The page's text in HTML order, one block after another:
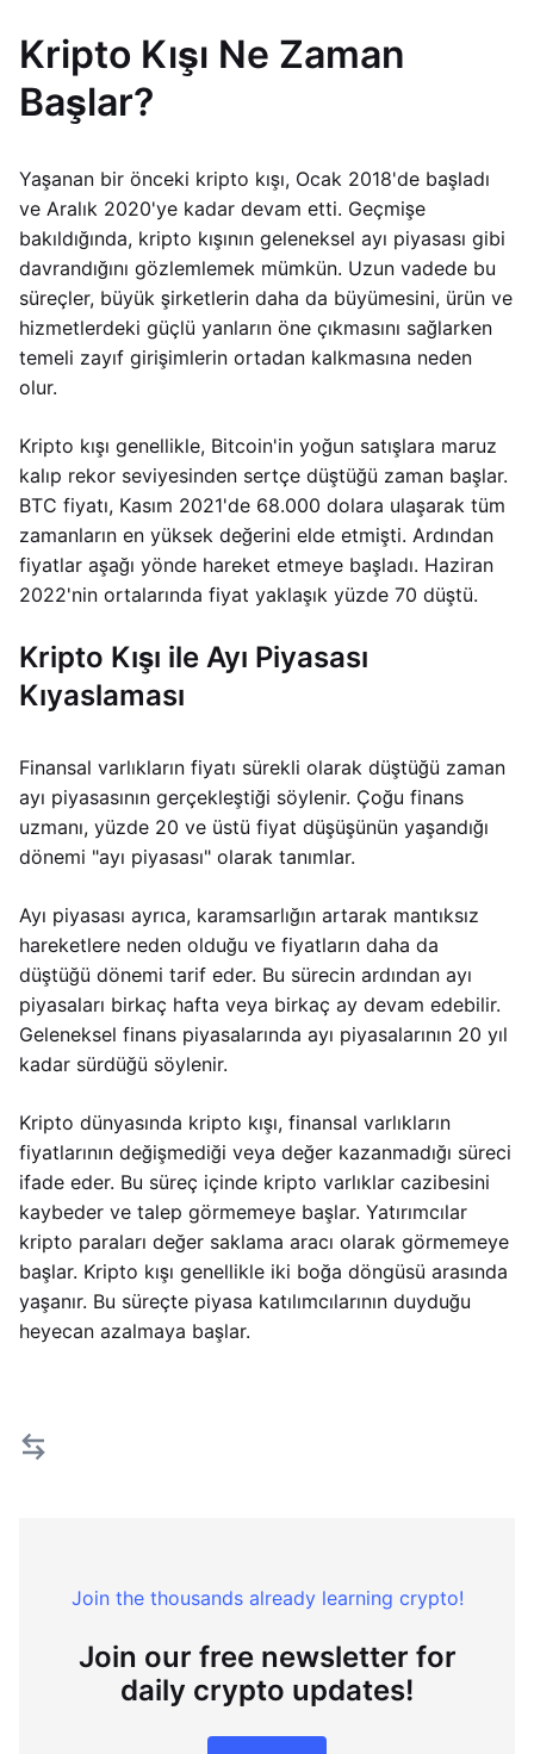
Kripto Kışı Ne Zaman
Başlar?
Yaşanan bir önceki kripto kışı, Ocak 2018'de başladı
ve Aralık 2020'ye kadar devam etti. Geçmişe
bakıldığında, kripto kışının geleneksel ayı piyasası gibi
davrandığını gözlemlemek mümkün. Uzun vadede bu
süreçler, büyük şirketlerin daha da büyümesini, ürün ve
hizmetlerdeki güçlü yanların öne çıkmasını sağlarken
temeli zayıf girişimlerin ortadan kalkmasına neden
olur.
Kripto kışı genellikle, Bitcoin'in yoğun satışlara maruz
kalıp rekor seviyesinden sertçe düştüğü zaman başlar.
BTC fiyatı, Kasım 2021'de 68.000 dolara ulaşarak tüm
zamanların en yüksek değerini elde etmişti. Ardından
fiyatlar aşağı yönde hareket etmeye başladı. Haziran
2022'nin ortalarında fiyat yaklaşık yüzde 70 düştü.
Kripto Kışı ile Ayı Piyasası
Kıyaslaması
Finansal varlıkların fiyatı sürekli olarak düştüğü zaman
ayı piyasasının gerçekleştiği söylenir. Çoğu finans
uzmanı, yüzde 20 ve üstü fiyat düşüşünün yaşandığı
dönemi "ayı piyasası" olarak tanımlar.
Ayı piyasası ayrıca, karamsarlığın artarak mantıksız
hareketlere neden olduğu ve fiyatların daha da
düştüğü dönemi tarif eder. Bu sürecin ardından ayı
piyasaları birkaç hafta veya birkaç ay devam edebilir.
Geleneksel finans piyasalarında ayı piyasalarının 20 yıl
kadar sürdüğü söylenir.
Kripto dünyasında kripto kışı, finansal varlıkların
fiyatlarının değişmediği veya değer kazanmadığı süreci
ifade eder. Bu süreç içinde kripto varlıklar cazibesini
kaybeder ve talep görmemeye başlar. Yatırımcılar
kripto paraları değer saklama aracı olarak görmemeye
başlar. Kripto kışı genellikle iki boğa döngüsü arasında
yaşanır. Bu süreçte piyasa katılımcılarının duyduğu
heyecan azalmaya başlar.
Join the thousands already learning crypto!
Join our free newsletter for
daily crypto updates!